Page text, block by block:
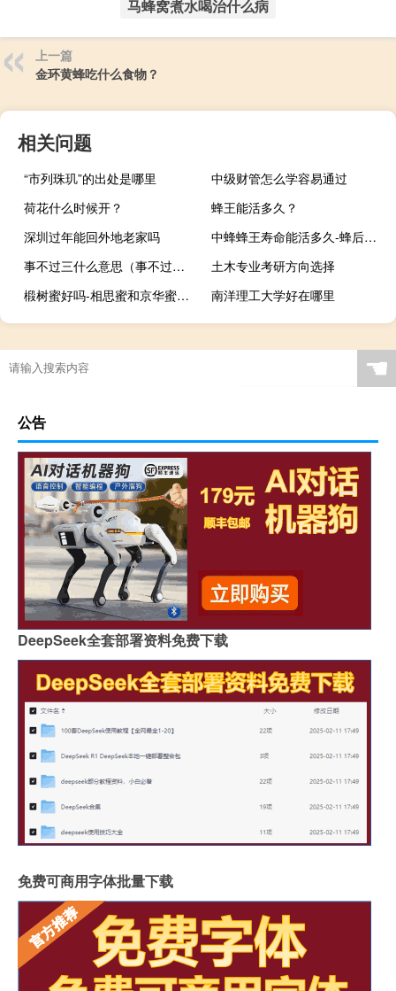
马蜂窝煮水喝治什么病
上一篇
金环黄蜂吃什么食物？
相关问题
“市列珠玑”的出处是哪里
中级财管怎么学容易通过
荷花什么时候开？
蜂王能活多久？
深圳过年能回外地老家吗
中蜂蜂王寿命能活多久-蜂后飞之前有哪些征兆？
事不过三什么意思（事不过三）
土木专业考研方向选择
椴树蜜好吗-相思蜜和京华蜜哪个好？
南洋理工大学好在哪里
☚
公告
DeepSeek全套部署资料免费下载
免费可商用字体批量下载